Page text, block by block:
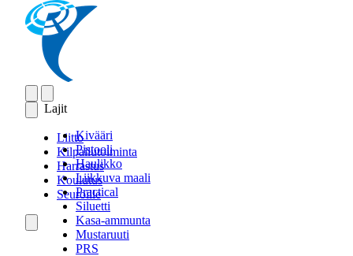
Lajit
Kivääri
Pistooli
Haulikko
Liikkuva maali
Practical
Siluetti
Kasa-ammunta
Mustaruuti
PRS
Liitto
Kilpailutoiminta
Harrastus
Koulutus
Seuroille